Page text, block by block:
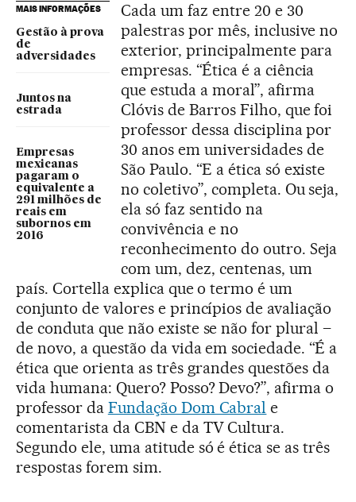
MAIS INFORMAÇÕES
Gestão à prova
de
adversidades
Juntos na
estrada
Empresas
mexicanas
pagaram o
equivalente a
291 milhões de
reais em
subornos em
2016
Cada um faz entre 20 e 30
palestras por mês, inclusive no
exterior, principalmente para
empresas. “Ética é a ciência
que estuda a moral”, afirma
Clóvis de Barros Filho, que foi
professor dessa disciplina por
30 anos em universidades de
São Paulo. “E a ética só existe
no coletivo”, completa. Ou seja,
ela só faz sentido na
convivência e no
reconhecimento do outro. Seja
com um, dez, centenas, um
país. Cortella explica que o termo é um
conjunto de valores e princípios de avaliação
de conduta que não existe se não for plural –
de novo, a questão da vida em sociedade. “É a
ética que orienta as três grandes questões da
vida humana: Quero? Posso? Devo?”, afirma o
professor da Fundação Dom Cabral e
comentarista da CBN e da TV Cultura.
Segundo ele, uma atitude só é ética se as três
respostas forem sim.